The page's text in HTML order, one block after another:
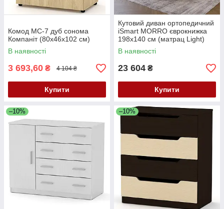
Комод МС-7 дуб сонома
Компаніт (80х46х102 см)
В наявності
3 693,60 ₴ 4 104 ₴
Купити
Кутовий диван ортопедичний
iSmart MORRO єврокнижка
198x140 см (матрац Light)
темно-коричневий Laura 8
(ISM-051302)
В наявності
23 604 ₴
Купити
–10% –10%